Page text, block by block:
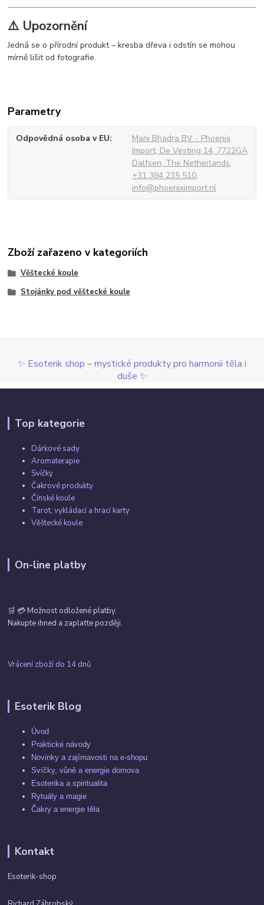
⚠️ Upozornění
Jedná se o přírodní produkt – kresba dřeva i odstín se mohou
mírně lišit od fotografie.
Parametry
Odpovědná osoba v EU
Mani Bhadra BV - Phoenix
Import, De Vesting 14, 7722GA
Dalfsen, The Netherlands,
+31 384 235 510,
info@phoeniximport.nl
Zboží zařazeno v kategoriích
Věštecké koule
Stojánky pod věštecké koule
✨ Esoterik shop – mystické produkty pro harmonii těla i
duše ✨
Top kategorie
Dárkové sady
Aromaterapie
Svíčky
Čakrové produkty
Čínské koule
Tarot, vykládací a hrací karty
Věštecké koule
On-line platby
🛒 💳 Možnost odložené platby.
Nakupte ihned a zaplaťte později.
Vrácení zboží do 14 dnů
Esoterik Blog
Úvod
Praktické návody
Novinky a zajímavosti na e-shopu
Svíčky, vůně a energie domova
Esoterika a spiritualita
Rytuály a magie
Čakry a energie těla
Kontakt
Esoterik-shop